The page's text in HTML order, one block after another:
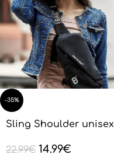
-35%
Sling Shoulder unisex
BL132801
22.99€ 14.99€